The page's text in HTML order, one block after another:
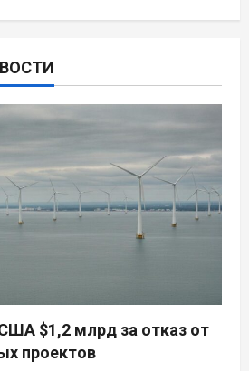
США $1,2 млрд за отказ от
проектов